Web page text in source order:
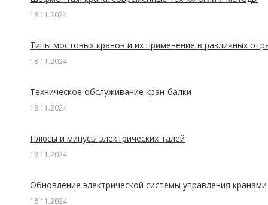
18.11.2024
Типы мостовых кранов и их применение в различных
18.11.2024
Техническое обслуживание кран-балки
18.11.2024
Плюсы и минусы электрических талей
18.11.2024
Обновление электрической системы управления кранами
18.11.2024